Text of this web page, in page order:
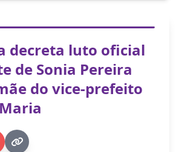
decreta luto oficial
de Sonia Pereira
do vice-prefeito